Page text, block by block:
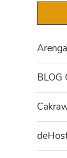
BLOG